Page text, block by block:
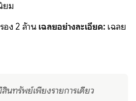
ยม
อง 2 ล้าน เฉลยอย่างละเอียด: เฉลย
นทรัพย์เพียงรายการเดียว